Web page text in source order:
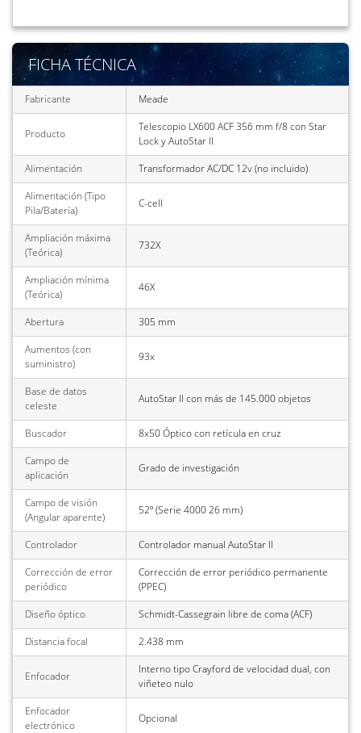
FICHA TÉCNICA
Fabricante Meade
Producto
Telescopio LX600 ACF 356 mm f/8 con Star
Lock y AutoStar II
Alimentación
Transformador AC/DC 12v (no incluido)
Alimentación (Tipo
Pila/Batería)
C-cell
Ampliación máxima
(Teórica)
732X
Ampliación mínima
(Teórica)
46X
Abertura
305 mm
Aumentos (con
suministro)
93x
Base de datos
celeste
AutoStar II con más de 145.000 objetos
Buscador
8x50 Óptico con retícula en cruz
Campo de
aplicación
Grado de investigación
Campo de visión
(Angular aparente)
52º (Serie 4000 26 mm)
Controlador
Controlador manual AutoStar II
Corrección de error
periódico
Corrección de error periódico permanente
(PPEC)
Diseño óptico
Schmidt-Cassegrain libre de coma (ACF)
Distancia focal
2.438 mm
Enfocador
Interno tipo Crayford de velocidad dual, con
viñeteo nulo
Enfocador
electrónico
Opcional